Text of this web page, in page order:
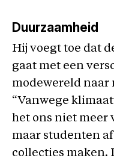
Duurzaamheid
Hij voegt toe dat
gaat met een
modewereld naar
“Vanwege
het ons niet meer
maar studenten
collecties maken.